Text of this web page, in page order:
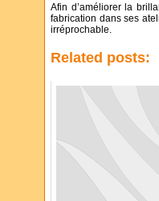
Afin d’améliorer la
fabrication dans ses
irréprochable.
Related posts: